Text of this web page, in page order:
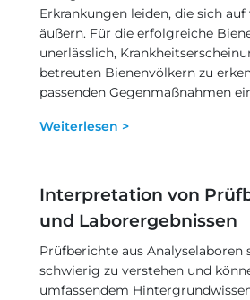
Erkrankungen leiden, die sich
äußern. Für die erfolgreiche
unerlässlich,
betreuten Bienenvölkern zu
passenden Gegenmaßnahmen
Weiterlesen >
Interpretation von
und Laborergebnissen
Prüfberichte aus
schwierig zu verstehen und
umfassendem